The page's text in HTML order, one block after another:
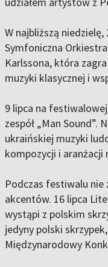
W najbliższą
Symfoniczna
Karlssona, która
muzyki klasycznej i
9 lipca na
zespół „Man Sound”.
ukraińskiej muzyki
kompozycji i aranżacji
Podczas festiwalu nie
akcentów. 16 lipca
wystąpi z polskim
jedyny polski
Międzynarodowy